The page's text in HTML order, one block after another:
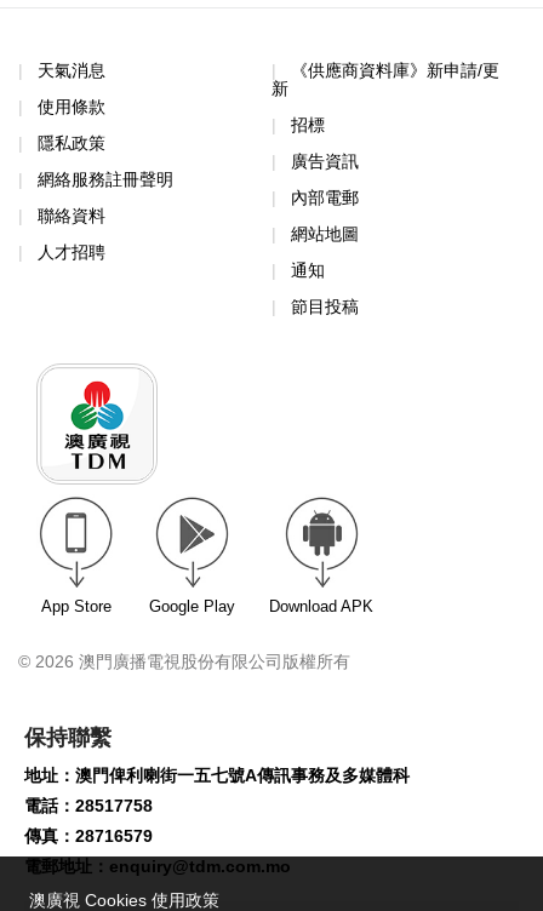
天氣消息
使用條款
隱私政策
網絡服務註冊聲明
聯絡資料
人才招聘
《供應商資料庫》新申請/更
新
招標
廣告資訊
內部電郵
網站地圖
通知
節目投稿
App Store Google Play Download APK
© 2026 澳門廣播電視股份有限公司版權所有
保持聯繫
地址：澳門俾利喇街一五七號A傳訊事務及多媒體科
電話：28517758
傳真：28716579
電郵地址： enquiry@tdm.com.mo
澳廣視 Cookies 使用政策